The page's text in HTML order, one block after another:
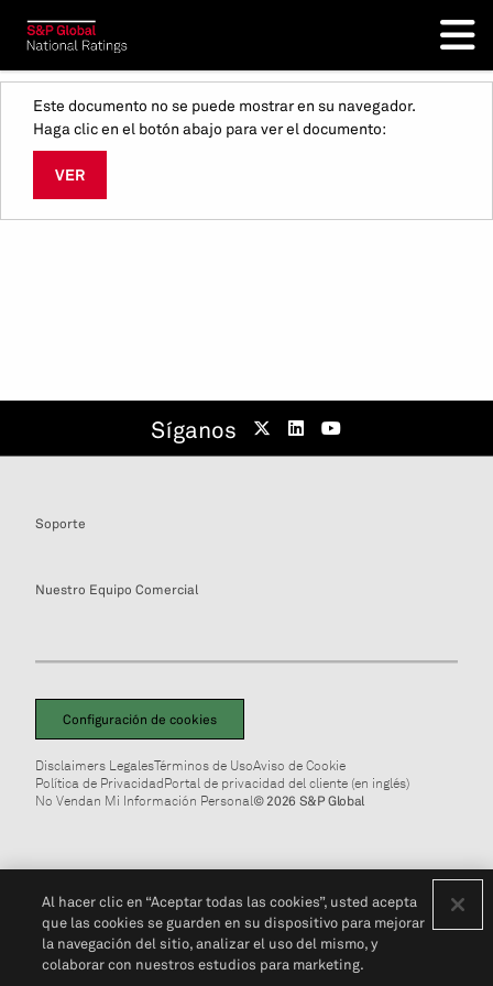
Este documento no se puede mostrar en su navegador.
Haga clic en el botón abajo para ver el documento:
VER
Síganos
Soporte
Nuestro Equipo Comercial
Configuración de cookies
Disclaimers LegalesTérminos de UsoAviso de Cookie
Política de PrivacidadPortal de privacidad del cliente (en inglés)
No Vendan Mi Información Personal© 2026 S&P Global
Al hacer clic en “Aceptar todas las cookies”, usted acepta
que las cookies se guarden en su dispositivo para mejorar
la navegación del sitio, analizar el uso del mismo, y
colaborar con nuestros estudios para marketing.